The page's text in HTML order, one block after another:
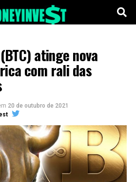
atinge nova
com rali das
20 de outubro de 2021